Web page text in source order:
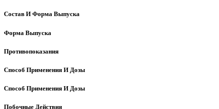
Состав И Форма Выпуска
Форма Выпуска
Противопоказания
Способ Применения И Дозы
Способ Применения И Дозы
Побочные Действия